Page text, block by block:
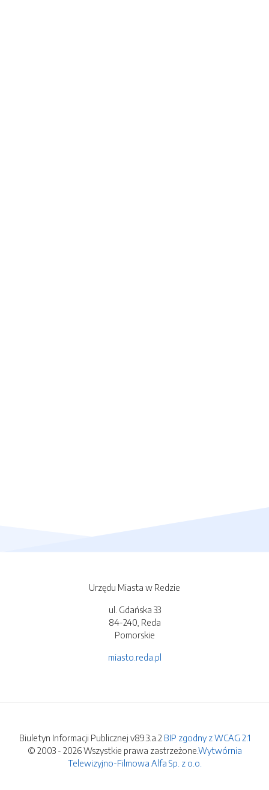
Urzędu Miasta w Redzie
ul. Gdańska 33
84-240, Reda
Pomorskie
miasto.reda.pl
Biuletyn Informacji Publicznej v89.3.a.2 BIP zgodny z WCAG 2.1
© 2003 - 2026 Wszystkie prawa zastrzeżone.Wytwórnia
Telewizyjno-Filmowa Alfa Sp. z o.o.